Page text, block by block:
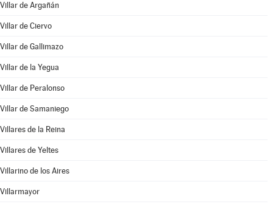
Villar de Argañán
Villar de Ciervo
Villar de Gallimazo
Villar de la Yegua
Villar de Peralonso
Villar de Samaniego
Villares de la Reina
Villares de Yeltes
Villarino de los Aires
Villarmayor